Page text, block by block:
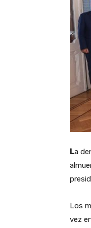
La
Los
vez